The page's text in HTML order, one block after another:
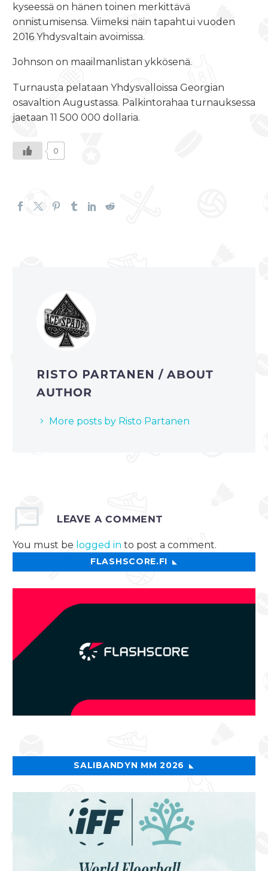
kyseessä on hänen toinen merkittävä
onnistumisensa. Viimeksi näin tapahtui vuoden
2016 Yhdysvaltain avoimissa.
Johnson on maailmanlistan ykkösenä.
Turnausta pelataan Yhdysvalloissa Georgian
osavaltion Augustassa. Palkintorahaa turnauksessa
jaetaan 11 500 000 dollaria.
0
RISTO PARTANEN/ ABOUT
AUTHOR
More posts by Risto Partanen
LEAVE A COMMENT
You must be logged in to post a comment.
FLASHSCORE.FI
SALIBANDYN MM 2026